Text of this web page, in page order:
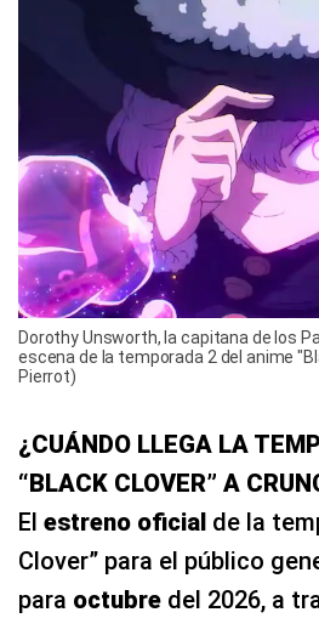
Dorothy Unsworth, la capitana de los
escena de la temporada 2 del anime
Pierrot)
¿CUÁNDO LLEGA LA
“BLACK CLOVER” A
El estreno oficial de la
Clover” para el público
para octubre del 2026, a